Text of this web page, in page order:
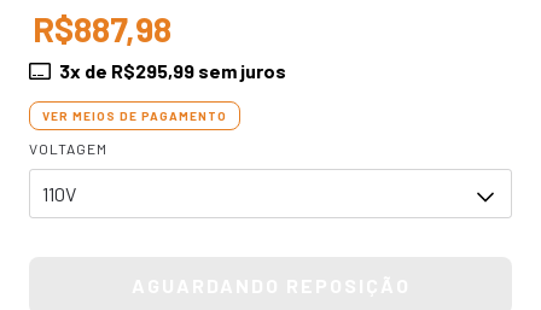
R$887,98
3x de R$295,99 sem juros
VER MEIOS DE PAGAMENTO
VOLTAGEM